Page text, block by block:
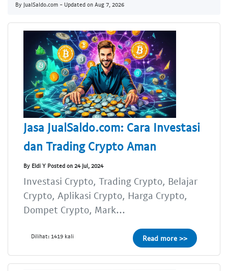
By JualSaldo.com - Updated on Aug 7, 2026
Jasa JualSaldo.com: Cara Investasi
dan Trading Crypto Aman
By Eldi Y Posted on 24 Jul, 2024
Investasi Crypto, Trading Crypto, Belajar
Crypto, Aplikasi Crypto, Harga Crypto,
Dompet Crypto, Mark...
Dilihat: 1419 kali Read more >>